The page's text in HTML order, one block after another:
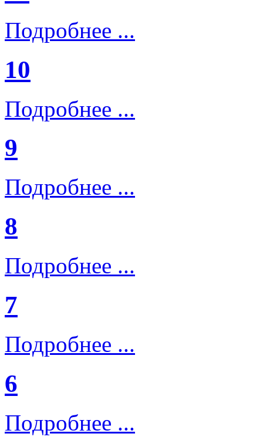
Подробнее ...
10
Подробнее ...
9
Подробнее ...
8
Подробнее ...
7
Подробнее ...
6
Подробнее ...